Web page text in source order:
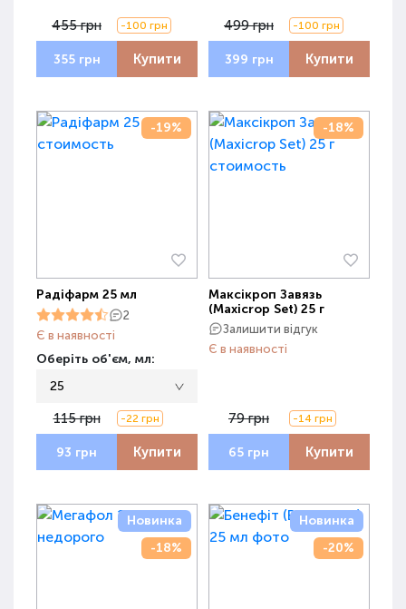
455 грн -100 грн
355 грн Купити
499 грн -100 грн
399 грн Купити
-19%
Радіфарм 25 мл
2
Є в наявності
Оберіть об'єм, мл:
25
115 грн -22 грн
93 грн Купити
-18%
Максікроп Завязь
(Maxicrop Set) 25 г
Залишити відгук
Є в наявності
79 грн -14 грн
65 грн Купити
Новинка
-18%
Новинка
-20%